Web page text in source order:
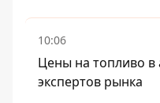
10:06
Цены на топливо в
экспертов рынка